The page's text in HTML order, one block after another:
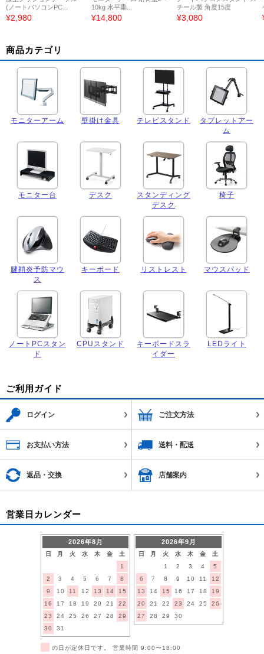
(ノートパソコンPC...
¥2,980
10kg 水平垂...
¥14,800
チール製 角度15度
¥3,080
商品カテゴリ
モニターアーム 壁掛け金具 テレビスタンド
タブレットアー
ム
モニター台 デスク
スタンディング
デスク
椅子
腱鞘炎予防マウ
ス
キーボード リストレスト マウスパッド
ノートPCスタン
ド
CPUスタンド
キーボードスラ
イダー
LEDライト
ご利用ガイド
ログイン ご注文方法
お支払い方法 送料・配送
返品・交換 店舗案内
営業日カレンダー
2026年8月
日 月 火 水 木 金
土
1
2
3 4 5 6 7
8
9
10 11 12 13 14
15
16
17 18 19 20 21
22
23
24 25 26 27 28
29
30
31
2026年9月
日 月 火 水 木 金
土
1
2 3 4
5
6
7 8 9 10 11
12
13
14 15 16 17 18
19
20
21 22 23 24 25
26
27
28 29 30
の日が定休日です。 営業時間 9:00〜18:00